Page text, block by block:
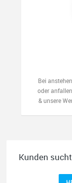
Bei
oder
& unsere
Kunden